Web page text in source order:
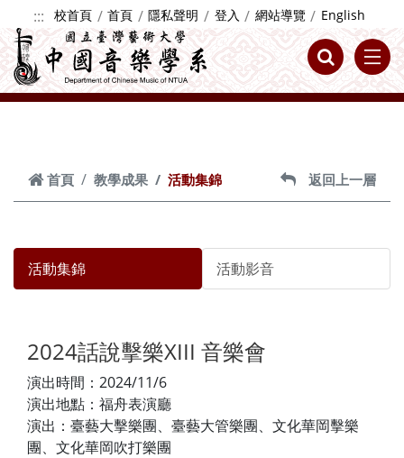
跳到主要內容
::: 校首頁 首頁 隱私聲明 登入 網站導覽 English
首頁 教學成果 活動集錦 返回上一層
活動集錦 活動影音
2024話說擊樂XIII 音樂會
演出時間：2024/11/6
演出地點：福舟表演廳
演出：臺藝大擊樂團、臺藝大管樂團、文化華岡擊樂
團、文化華岡吹打樂團